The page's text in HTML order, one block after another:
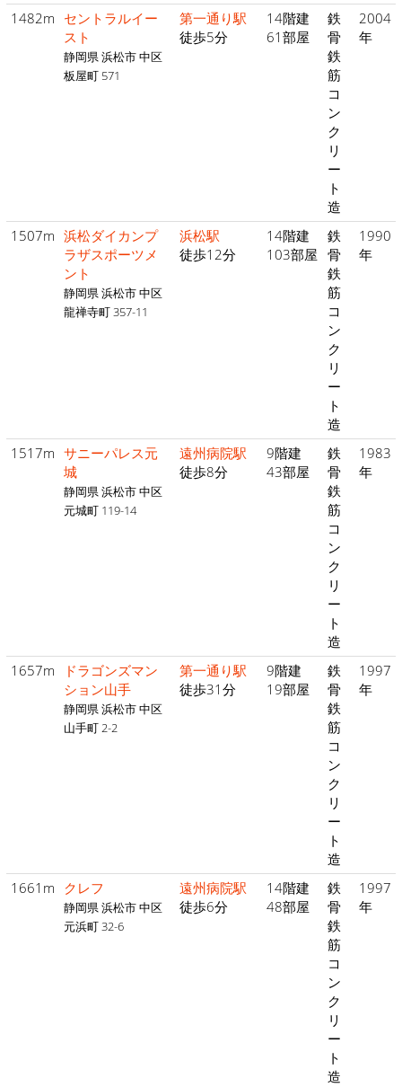
1482m セントラルイー
スト
静岡県 浜松市 中区
板屋町 571
第一通り駅
徒歩5分
14階建
61部屋
鉄
骨
鉄
筋
コ
ン
ク
リ
ー
ト
造
2004
年
1507m 浜松ダイカンプ
ラザスポーツメ
ント
静岡県 浜松市 中区
龍禅寺町 357-11
浜松駅
徒歩12分
14階建
103部屋
鉄
骨
鉄
筋
コ
ン
ク
リ
ー
ト
造
1990
年
1517m サニーパレス元
城
静岡県 浜松市 中区
元城町 119-14
遠州病院駅
徒歩8分
9階建
43部屋
鉄
骨
鉄
筋
コ
ン
ク
リ
ー
ト
造
1983
年
1657m
ドラゴンズマン
ション山手
静岡県 浜松市 中区
山手町 2-2
第一通り駅
徒歩31分
9階建
19部屋
鉄
骨
鉄
筋
コ
ン
ク
リ
ー
ト
造
1997
年
1661m クレフ
静岡県 浜松市 中区
元浜町 32-6
遠州病院駅
徒歩6分
14階建
48部屋
鉄
骨
鉄
筋
コ
ン
ク
リ
ー
ト
造
1997
年